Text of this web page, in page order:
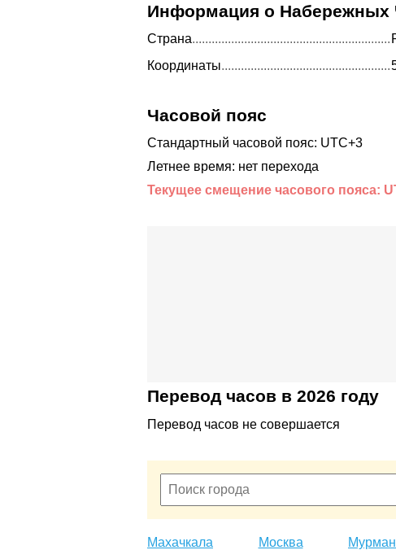
Информация о Набережных
Страна
Координаты
Часовой пояс
Стандартный часовой пояс: UTC+3
Летнее время: нет перехода
Текущее смещение часового пояса:
Перевод часов в 2026 году
Перевод часов не совершается
Махачкала Москва